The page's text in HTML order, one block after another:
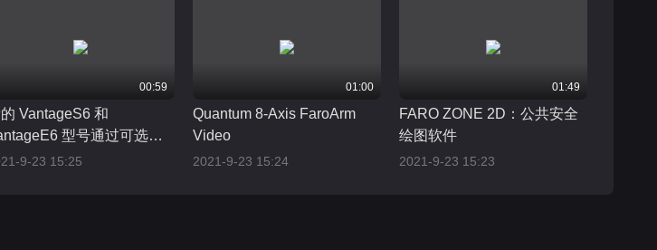
00:59
VantageS6 和
型号通过可选的
增加了 6 自由度
9-23 15:25
01:00
Quantum 8-Axis FaroArm
Video
2021-9-23 15:24
01:49
FARO ZONE 2D：公共安全
绘图软件
2021-9-23 15:23